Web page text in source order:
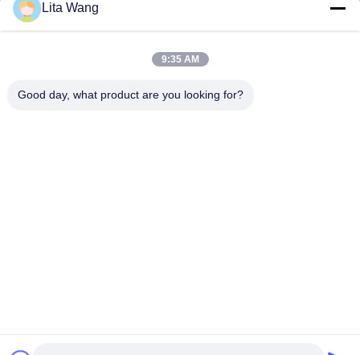
lita@screenmeshnet.com
Lita Wang
9:35 AM
Good day, what product are you looking for?